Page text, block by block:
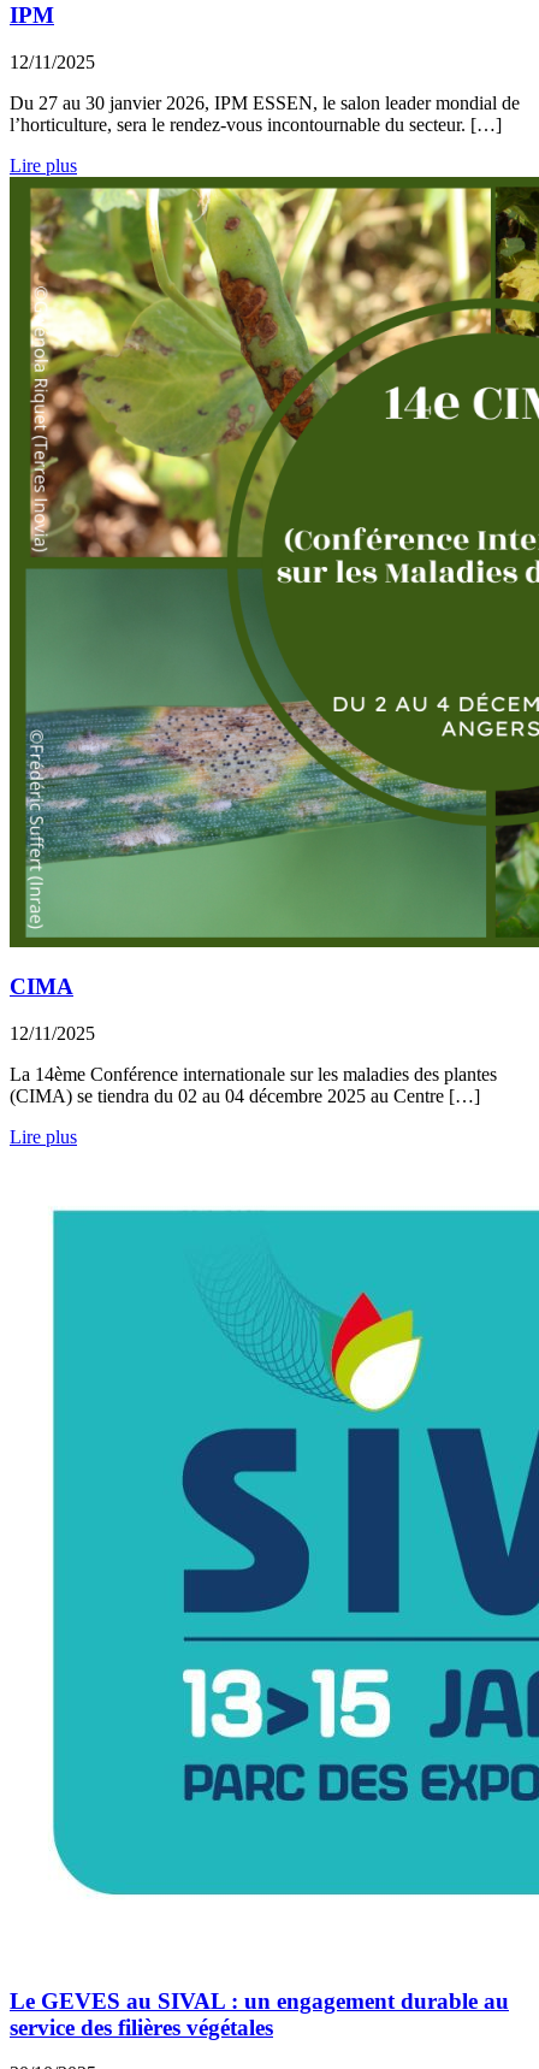
IPM
12/11/2025
Du 27 au 30 janvier 2026, IPM ESSEN, le salon leader mondial de
l’horticulture, sera le rendez-vous incontournable du secteur. […]
Lire plus
CIMA
12/11/2025
La 14ème Conférence internationale sur les maladies des plantes
(CIMA) se tiendra du 02 au 04 décembre 2025 au Centre […]
Lire plus
Le GEVES au SIVAL : un engagement durable au
service des filières végétales